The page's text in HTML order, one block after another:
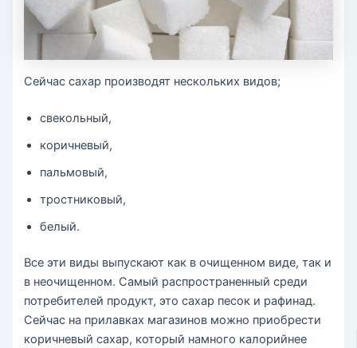
Сейчас сахар производят нескольких видов;
свекольный,
коричневый,
пальмовый,
тростниковый,
белый.
Все эти виды выпускают как в очищенном виде, так и
в неочищенном. Самый распространенный среди
потребителей продукт, это сахар песок и рафинад.
Сейчас на прилавках магазинов можно приобрести
коричневый сахар, который намного калорийнее